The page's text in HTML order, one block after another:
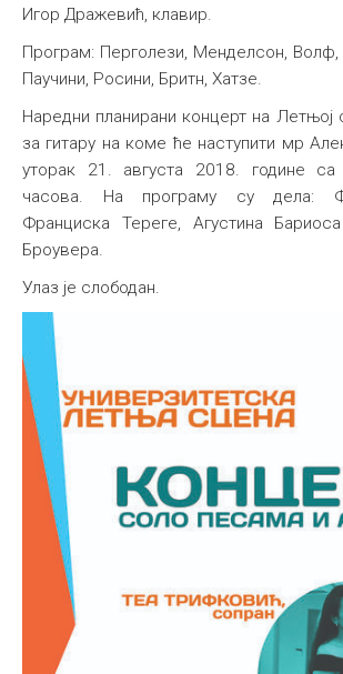
Игор Дражевић, клавир.
Програм: Перголези, Менделсон,
Паучини, Росини, Бритн, Хатзе.
Наредни планирани концерт на Летњој
за гитару на коме ће наступити мр
уторак 21. августа 2018. године
часова. На програму су дела:
Франциска Тереге, Агустина
Броувера.
Улаз је слободан.